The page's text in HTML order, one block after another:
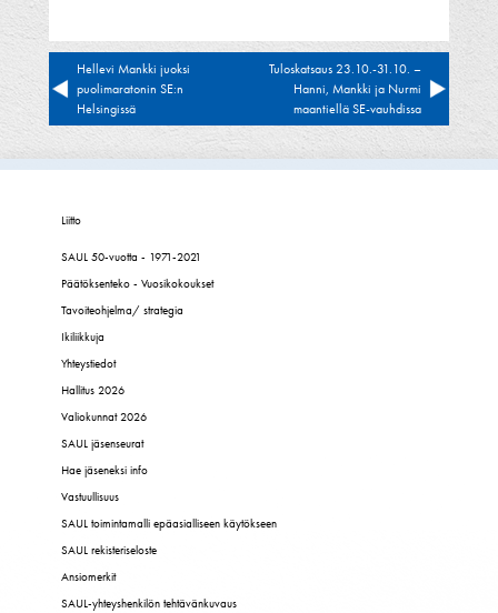
Artikkelien
selaus
Hellevi Mankki juoksi
puolimaratonin SE:n
Helsingissä
Tuloskatsaus 23.10.-31.10. –
Hanni, Mankki ja Nurmi
maantiellä SE-vauhdissa
Liitto
SAUL 50-vuotta - 1971-2021
Päätöksenteko - Vuosikokoukset
Tavoiteohjelma/ strategia
Ikiliikkuja
Yhteystiedot
Hallitus 2026
Valiokunnat 2026
SAUL jäsenseurat
Hae jäseneksi info
Vastuullisuus
SAUL toimintamalli epäasialliseen käytökseen
SAUL rekisteriseloste
Ansiomerkit
SAUL-yhteyshenkilön tehtävänkuvaus